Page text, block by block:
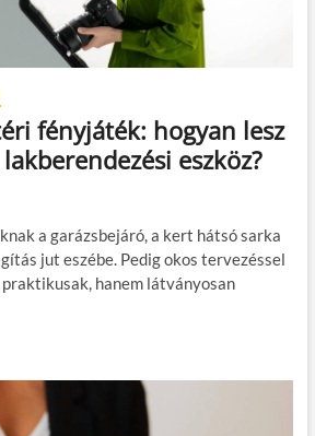
fényjáték: hogyan lesz
eszköz?
a garázsbejáró, a kert hátsó sarka
jut eszébe. Pedig okos tervezéssel
hanem látványosan